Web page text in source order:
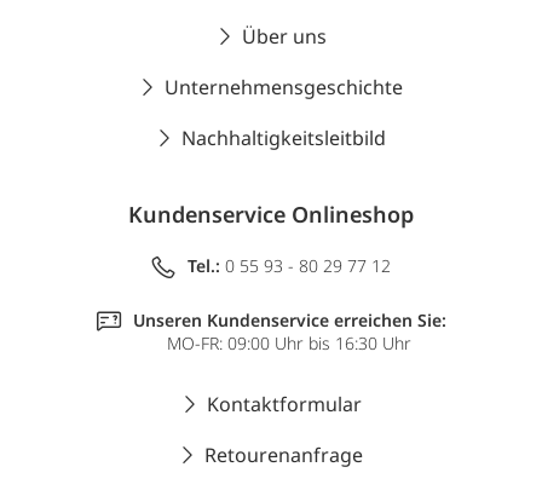
Über uns
Unternehmensgeschichte
Nachhaltigkeitsleitbild
Kundenservice Onlineshop
Tel.: 0 55 93 - 80 29 77 12
Unseren Kundenservice erreichen Sie:
MO-FR: 09:00 Uhr bis 16:30 Uhr
Kontaktformular
Retourenanfrage